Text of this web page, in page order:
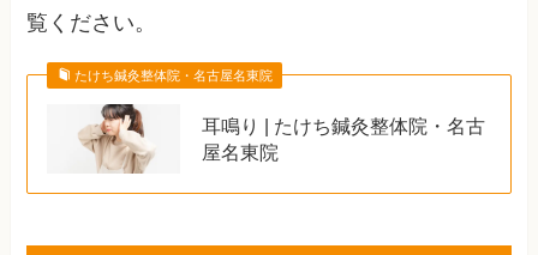
覧ください。
たけち鍼灸整体院・名古屋名東院
耳鳴り | たけち鍼灸整体院・名古
屋名東院